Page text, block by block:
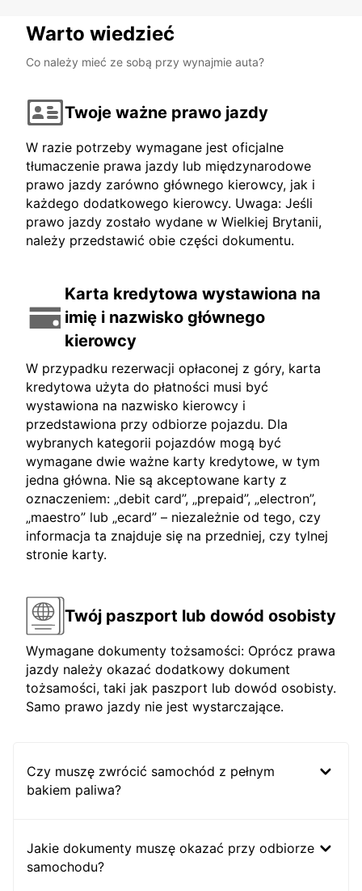
Warto wiedzieć
Co należy mieć ze sobą przy wynajmie auta?
Twoje ważne prawo jazdy
W razie potrzeby wymagane jest oficjalne
tłumaczenie prawa jazdy lub międzynarodowe
prawo jazdy zarówno głównego kierowcy, jak i
każdego dodatkowego kierowcy. Uwaga: Jeśli
prawo jazdy zostało wydane w Wielkiej Brytanii,
należy przedstawić obie części dokumentu.
Karta kredytowa wystawiona na
imię i nazwisko głównego
kierowcy
W przypadku rezerwacji opłaconej z góry, karta
kredytowa użyta do płatności musi być
wystawiona na nazwisko kierowcy i
przedstawiona przy odbiorze pojazdu. Dla
wybranych kategorii pojazdów mogą być
wymagane dwie ważne karty kredytowe, w tym
jedna główna. Nie są akceptowane karty z
oznaczeniem: „debit card”, „prepaid”, „electron”,
„maestro” lub „ecard” – niezależnie od tego, czy
informacja ta znajduje się na przedniej, czy tylnej
stronie karty.
Twój paszport lub dowód osobisty
Wymagane dokumenty tożsamości: Oprócz prawa
jazdy należy okazać dodatkowy dokument
tożsamości, taki jak paszport lub dowód osobisty.
Samo prawo jazdy nie jest wystarczające.
Czy muszę zwrócić samochód z pełnym
bakiem paliwa?
Jakie dokumenty muszę okazać przy odbiorze
samochodu?